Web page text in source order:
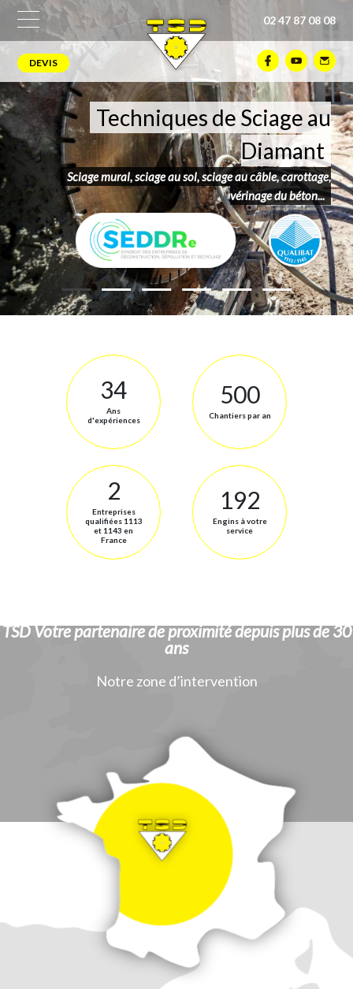
02 47 87 08 08
DEVIS
Techniques de Sciage au
Diamant
Sciage mural, sciage au sol, sciage au câble, carottage,
vérinage du béton...
34
Ans
d'expériences
500
Chantiers par an
2
Entreprises
qualifiées 1113
et 1143 en
France
192
Engins à votre
service
TSD Votre partenaire de proximité depuis plus de 30
ans
Notre zone d’intervention